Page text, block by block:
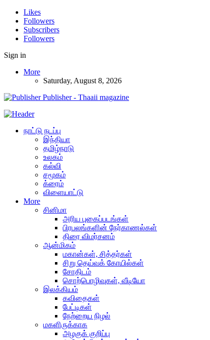
Likes
Followers
Subscribers
Followers
Sign in
More
Saturday, August 8, 2026
Publisher - Thaaii magazine
நாட்டு நடப்பு
இந்தியா
தமிழ்நாடு
உலகம்
கல்வி
சமூகம்
க்ரைம்
விளையாட்டு
More
சினிமா
அரிய புகைப்படங்கள்
பிரபலங்களின் நேர்காணல்கள்
திரை விமர்சனம்
ஆன்மிகம்
மகான்கள், சித்தர்கள்
சிறு தெய்வக் கோயில்கள்
சோதிடம்
சொற்பொழிவுகள், வீடியோ
இலக்கியம்
கவிதைகள்
பேட்டிகள்
நேற்றைய நிழல்
மகளிருக்காக
அழகுக் குறிப்பு